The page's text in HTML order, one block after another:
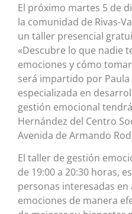
El próximo martes 5 de
la comunidad de Rivas-
un taller presencial
«Descubre lo que nadie
emociones y cómo
será impartido por Paula
especializada en
gestión emocional
Hernández del Centro
Avenida de Armando
El taller de gestión
de 19:00 a 20:30 horas,
personas interesadas
emociones de manera